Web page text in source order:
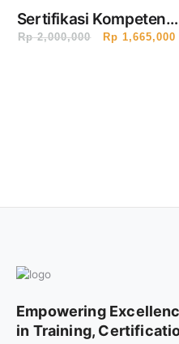
Sertifikasi Kompetensi
Web Administrator
Rp2,000,000 Rp 1,665,000
Empowering
in Training,